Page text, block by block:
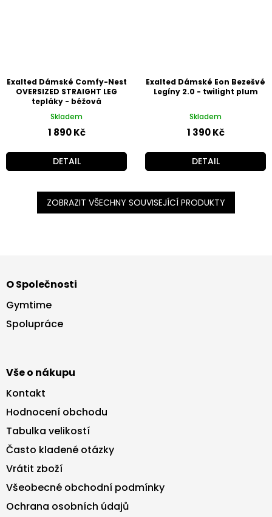
Exalted Dámské Comfy-Nest
OVERSIZED STRAIGHT LEG
tepláky - béžová
Skladem
1 890 Kč
DETAIL
Exalted Dámské Eon Bezešvé
Legíny 2.0 - twilight plum
Skladem
1 390 Kč
DETAIL
ZOBRAZIT VŠECHNY SOUVISEJÍCÍ PRODUKTY
p
a
O Společnosti
Gymtime
Spolupráce
Vše o nákupu
Kontakt
Hodnocení obchodu
Tabulka velikostí
Často kladené otázky
Vrátit zboží
Všeobecné obchodní podmínky
Ochrana osobních údajů